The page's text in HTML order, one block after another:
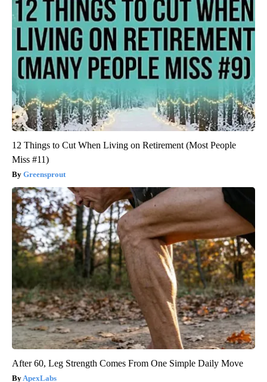
12 Things to Cut When Living on Retirement (Most People
Miss #11)
Greensprout
After 60, Leg Strength Comes From One Simple Daily Move
ApexLabs